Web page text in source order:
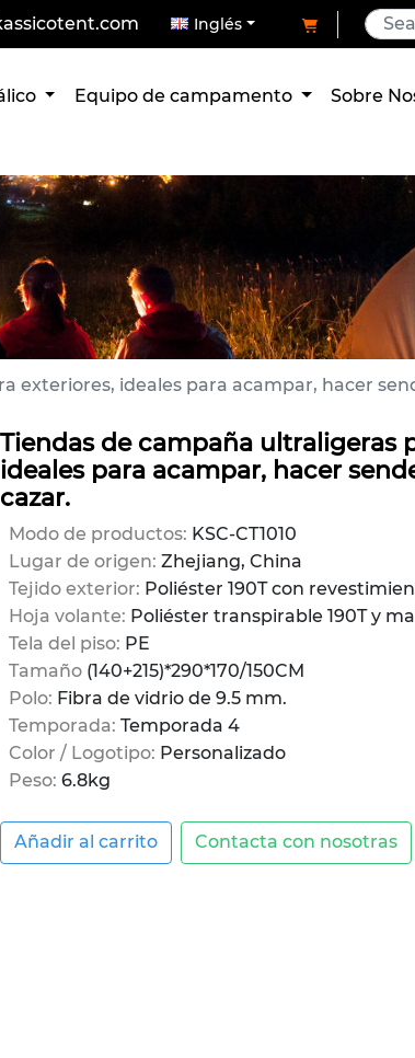
Inglés
Equipo de campamento Sobre
exteriores, ideales para acampar, hacer
Tiendas de campaña ultraligeras
ideales para acampar, hacer
cazar.
Modo de productos: KSC-CT1010
Lugar de origen: Zhejiang, China
Tejido exterior: Poliéster 190T con
Hoja volante: Poliéster transpirable 190T y
Tela del piso: PE
Tamaño (140+215)*290*170/150CM
Polo: Fibra de vidrio de 9.5 mm.
Temporada: Temporada 4
Color / Logotipo: Personalizado
Peso: 6.8kg
Añadir al carrito Contacta con nosotras